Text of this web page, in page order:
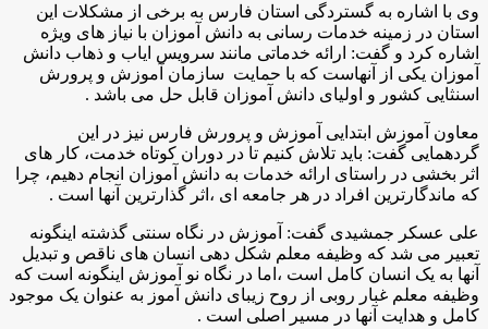
وی با اشاره به گستردگی استان فارس به برخی از مشکلات این
استان در زمینه خدمات رسانی به دانش آموزان با نیاز های ویژه
اشاره کرد و گفت: ارائه خدماتی مانند سرویس ایاب و ذهاب دانش
آموزان یکی از آنهاست که با حمایت سازمان آموزش و پرورش
اسنثایی کشور و اولیای دانش آموزان قابل حل می باشد .
معاون آموزش ابتدایی آموزش و پرورش فارس نیز در این
گردهمایی گفت: باید تلاش کنیم تا در دوران کوتاه خدمت، کار های
اثر بخشی در راستای ارائه خدمات به دانش آموزان انجام دهیم، چرا
که ماندگارترین افراد در هر جامعه ای ،اثر گذارترین آنها است .
علی عسکر جمشیدی گفت: آموزش در نگاه سنتی گذشته اینگونه
تعبیر می شد که وظیفه معلم شکل دهی انسان های ناقص و تبدیل
آنها به یک انسان کامل است ،اما در نگاه نو آموزش اینگونه است که
وظیفه معلم غبار روبی از روح زیبای دانش آموز به عنوان یک موجود
کامل و هدایت آنها در مسیر اصلی است .